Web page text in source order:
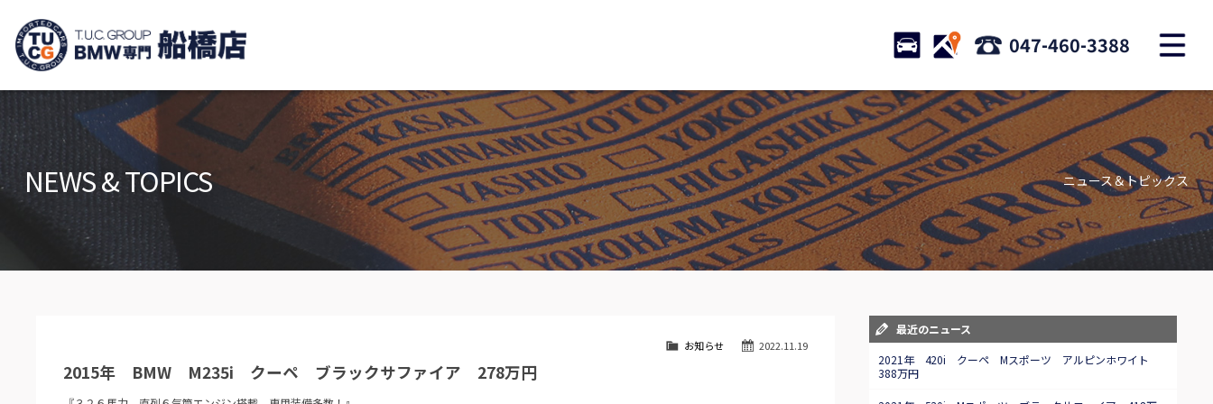
STOCK ACCESS 047-460-3388
ニュース
News and Topics
在庫リスト
Stock list
目玉車両一覧
Features Stock list
店舗紹介
Shop information
保証＆サービス
Warranty and Serivce
アクセスマップ
Access map
全国納車
Delivery service
お問い合わせ
Contact us
特別作業について
Special service
オーダーサービス
Order service
買取無料査定
Trade in
自動車保険
Car insurance
スタッフblog
会社概要
NEWS & TOPICS ニュース＆トピックス
2022.11.19
お知らせ
2015年 BMW M235i クーペ ブラックサファイア 278万円
最近のニュース
2021年 420i クーペ Mスポーツ アルピンホワイト
388万円